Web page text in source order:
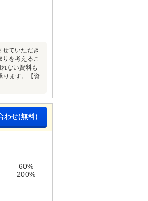
ていただき
を考えるこ
ない資料も
ります。【資
わせ(無料)
60%
200%